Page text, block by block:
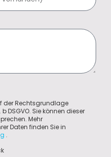
der Rechtsgrundlage
b DSGVO. Sie können dieser
Mehr
Daten finden Sie in
.